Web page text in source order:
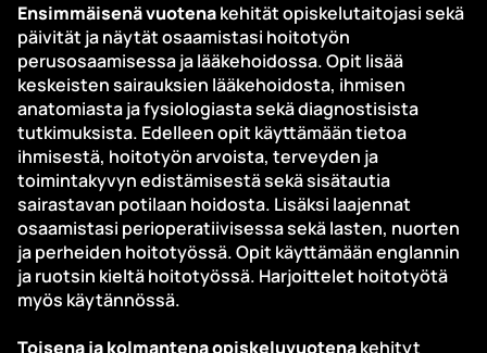
Ensimmäisenä vuotenakehität opiskelutaitojasi sekä
päivität ja näytät osaamistasi hoitotyön
perusosaamisessa ja lääkehoidossa. Opit lisää
keskeisten sairauksien lääkehoidosta, ihmisen
anatomiasta ja fysiologiasta sekä diagnostisista
tutkimuksista. Edelleen opit käyttämään tietoa
ihmisestä, hoitotyön arvoista, terveyden ja
toimintakyvyn edistämisestä sekä sisätautia
sairastavan potilaan hoidosta. Lisäksi laajennat
osaamistasi perioperatiivisessa sekä lasten, nuorten
ja perheiden hoitotyössä. Opit käyttämään englannin
ja ruotsin kieltä hoitotyössä. Harjoittelet hoitotyötä
myös käytännössä.
Toisena ja kolmantena opiskeluvuotenakehityt